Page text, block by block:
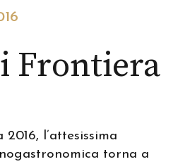
Frontiera
l’attesissima
torna a